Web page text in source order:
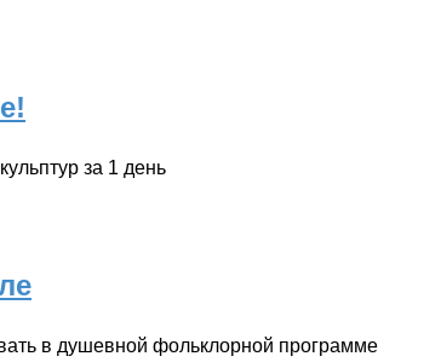
за 1 день
в душевной фольклорной программе